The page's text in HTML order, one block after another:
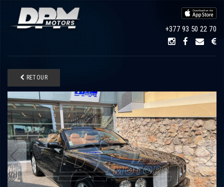
+377 93 50 22 70
RETOUR